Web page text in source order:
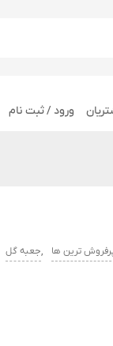
ورود / ثبت نام
ترین ها ,جعبه گل